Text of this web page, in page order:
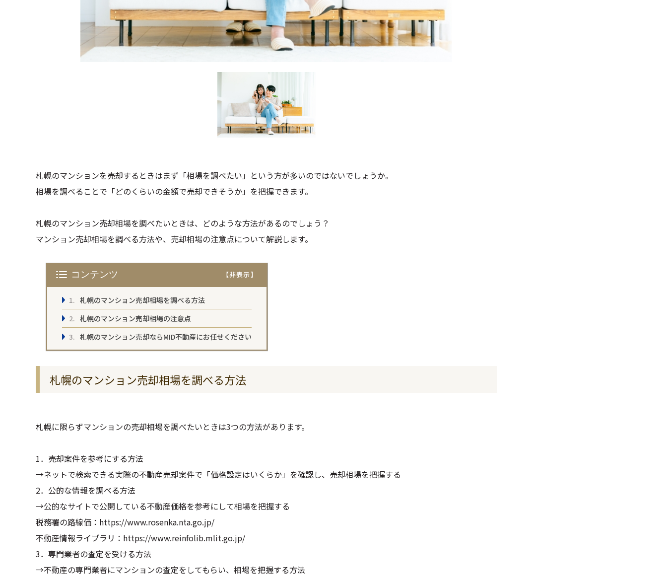
札幌のマンションを売却するときはまず「相場を調べたい」という方が多いのではないでしょうか。
相場を調べることで「どのくらいの金額で売却できそうか」を把握できます。
札幌のマンション売却相場を調べたいときは、どのような方法があるのでしょう？
マンション売却相場を調べる方法や、売却相場の注意点について解説します。
コンテンツ
札幌のマンション売却相場を調べる方法
札幌のマンション売却相場の注意点
札幌のマンション売却ならMID不動産にお任せください
札幌のマンション売却相場を調べる方法
札幌に限らずマンションの売却相場を調べたいときは3つの方法があります。
1．売却案件を参考にする方法
→ネットで検索できる実際の不動産売却案件で「価格設定はいくらか」を確認し、売却相場を把握する
2．公的な情報を調べる方法
→公的なサイトで公開している不動産価格を参考にして相場を把握する
税務署の路線価： https://www.rosenka.nta.go.jp/
不動産情報ライブラリ： https://www.reinfolib.mlit.go.jp/
3．専門業者の査定を受ける方法
→不動産の専門業者にマンションの査定をしてもらい、相場を把握する方法